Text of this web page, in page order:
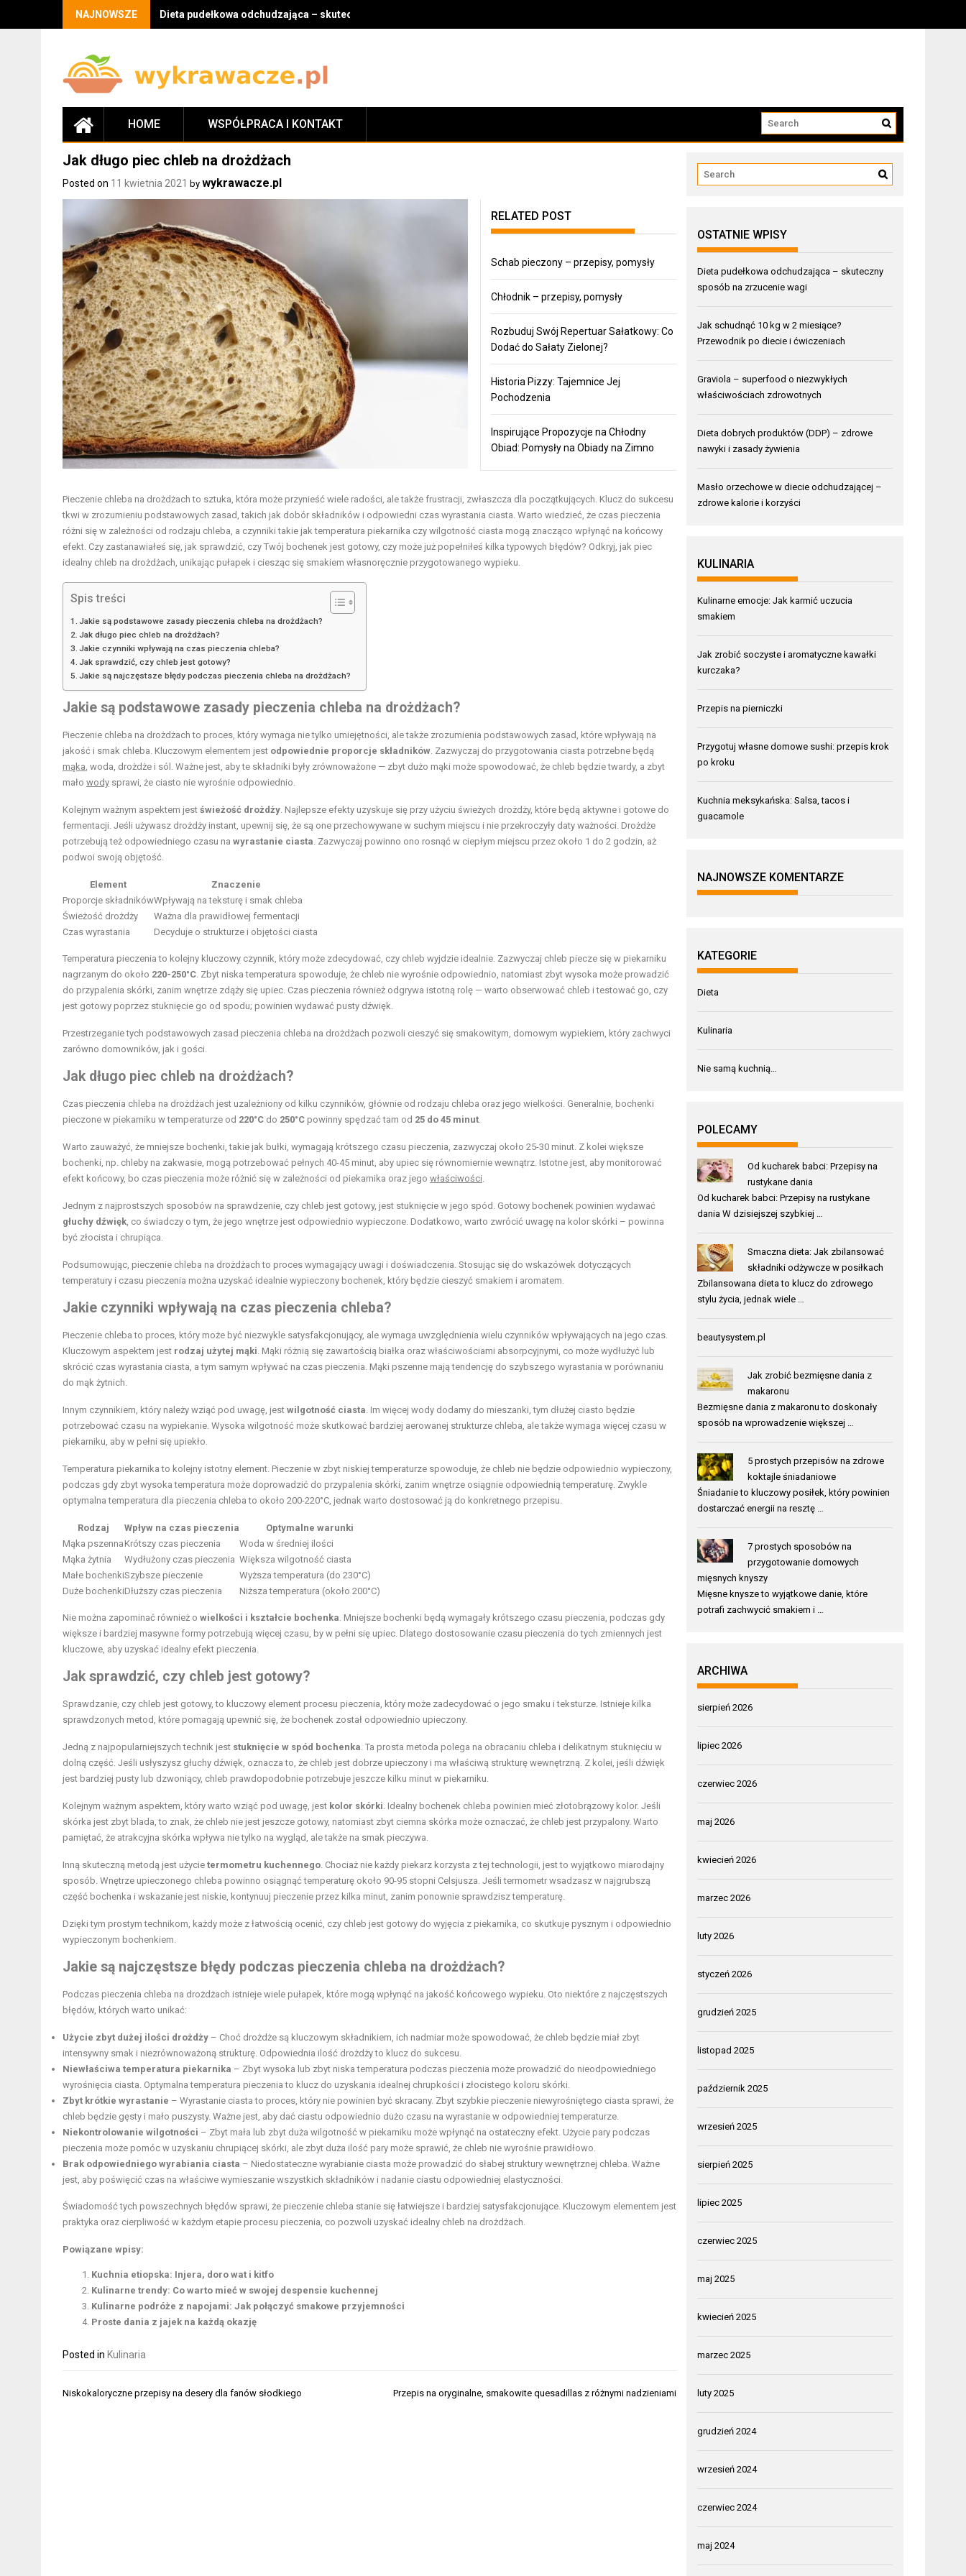
NAJNOWSZE Dieta pudełkowa odchudzająca – skuteczny sposób na zrzucenie wagi
HOME WSPÓŁPRACA I KONTAKT
Jak długo piec chleb na drożdżach
Posted on 11 kwietnia 2021 by wykrawacze.pl
RELATED POST
Schab pieczony – przepisy, pomysły
Chłodnik – przepisy, pomysły
Rozbuduj Swój Repertuar Sałatkowy: Co
Dodać do Sałaty Zielonej?
Historia Pizzy: Tajemnice Jej
Pochodzenia
Inspirujące Propozycje na Chłodny
Obiad: Pomysły na Obiady na Zimno
Pieczenie chleba na drożdżach to sztuka, która może przynieść wiele radości, ale także frustracji, zwłaszcza dla początkujących. Klucz do sukcesu
tkwi w zrozumieniu podstawowych zasad, takich jak dobór składników i odpowiedni czas wyrastania ciasta. Warto wiedzieć, że czas pieczenia
różni się w zależności od rodzaju chleba, a czynniki takie jak temperatura piekarnika czy wilgotność ciasta mogą znacząco wpłynąć na końcowy
efekt. Czy zastanawiałeś się, jak sprawdzić, czy Twój bochenek jest gotowy, czy może już popełniłeś kilka typowych błędów? Odkryj, jak piec
idealny chleb na drożdżach, unikając pułapek i ciesząc się smakiem własnoręcznie przygotowanego wypieku.
Spis treści
Jakie są podstawowe zasady pieczenia chleba na drożdżach?
Jak długo piec chleb na drożdżach?
Jakie czynniki wpływają na czas pieczenia chleba?
Jak sprawdzić, czy chleb jest gotowy?
Jakie są najczęstsze błędy podczas pieczenia chleba na drożdżach?
Jakie są podstawowe zasady pieczenia chleba na drożdżach?
Pieczenie chleba na drożdżach to proces, który wymaga nie tylko umiejętności, ale także zrozumienia podstawowych zasad, które wpływają na
jakość i smak chleba. Kluczowym elementem jest odpowiednie proporcje składników. Zazwyczaj do przygotowania ciasta potrzebne będą
mąka, woda, drożdże i sól. Ważne jest, aby te składniki były zrównoważone — zbyt dużo mąki może spowodować, że chleb będzie twardy, a zbyt
mało wody sprawi, że ciasto nie wyrośnie odpowiednio.
Kolejnym ważnym aspektem jest świeżość drożdży. Najlepsze efekty uzyskuje się przy użyciu świeżych drożdży, które będą aktywne i gotowe do
fermentacji. Jeśli używasz drożdży instant, upewnij się, że są one przechowywane w suchym miejscu i nie przekroczyły daty ważności. Drożdże
potrzebują też odpowiedniego czasu na wyrastanie ciasta. Zazwyczaj powinno ono rosnąć w ciepłym miejscu przez około 1 do 2 godzin, aż
podwoi swoją objętość.
Element
Znaczenie
Proporcje składnikówWpływają na teksturę i smak chleba
Świeżość drożdży
Ważna dla prawidłowej fermentacji
Czas wyrastania
Decyduje o strukturze i objętości ciasta
Temperatura pieczenia to kolejny kluczowy czynnik, który może zdecydować, czy chleb wyjdzie idealnie. Zazwyczaj chleb piecze się w piekarniku
nagrzanym do około 220-250°C. Zbyt niska temperatura spowoduje, że chleb nie wyrośnie odpowiednio, natomiast zbyt wysoka może prowadzić
do przypalenia skórki, zanim wnętrze zdąży się upiec. Czas pieczenia również odgrywa istotną rolę — warto obserwować chleb i testować go, czy
jest gotowy poprzez stuknięcie go od spodu; powinien wydawać pusty dźwięk.
Przestrzeganie tych podstawowych zasad pieczenia chleba na drożdżach pozwoli cieszyć się smakowitym, domowym wypiekiem, który zachwyci
zarówno domowników, jak i gości.
Jak długo piec chleb na drożdżach?
Czas pieczenia chleba na drożdżach jest uzależniony od kilku czynników, głównie od rodzaju chleba oraz jego wielkości. Generalnie, bochenki
pieczone w piekarniku w temperaturze od 220°C do 250°C powinny spędzać tam od 25 do 45 minut.
Warto zauważyć, że mniejsze bochenki, takie jak bułki, wymagają krótszego czasu pieczenia, zazwyczaj około 25-30 minut. Z kolei większe
bochenki, np. chleby na zakwasie, mogą potrzebować pełnych 40-45 minut, aby upiec się równomiernie wewnątrz. Istotne jest, aby monitorować
efekt końcowy, bo czas pieczenia może różnić się w zależności od piekarnika oraz jego właściwości.
Jednym z najprostszych sposobów na sprawdzenie, czy chleb jest gotowy, jest stuknięcie w jego spód. Gotowy bochenek powinien wydawać
głuchy dźwięk, co świadczy o tym, że jego wnętrze jest odpowiednio wypieczone. Dodatkowo, warto zwrócić uwagę na kolor skórki – powinna
być złocista i chrupiąca.
Podsumowując, pieczenie chleba na drożdżach to proces wymagający uwagi i doświadczenia. Stosując się do wskazówek dotyczących
temperatury i czasu pieczenia można uzyskać idealnie wypieczony bochenek, który będzie cieszyć smakiem i aromatem.
Jakie czynniki wpływają na czas pieczenia chleba?
Pieczenie chleba to proces, który może być niezwykle satysfakcjonujący, ale wymaga uwzględnienia wielu czynników wpływających na jego czas.
Kluczowym aspektem jest rodzaj użytej mąki. Mąki różnią się zawartością białka oraz właściwościami absorpcyjnymi, co może wydłużyć lub
skrócić czas wyrastania ciasta, a tym samym wpływać na czas pieczenia. Mąki pszenne mają tendencję do szybszego wyrastania w porównaniu
do mąk żytnich.
Innym czynnikiem, który należy wziąć pod uwagę, jest wilgotność ciasta. Im więcej wody dodamy do mieszanki, tym dłużej ciasto będzie
potrzebować czasu na wypiekanie. Wysoka wilgotność może skutkować bardziej aerowanej strukturze chleba, ale także wymaga więcej czasu w
piekarniku, aby w pełni się upiekło.
Temperatura piekarnika to kolejny istotny element. Pieczenie w zbyt niskiej temperaturze spowoduje, że chleb nie będzie odpowiednio wypieczony,
podczas gdy zbyt wysoka temperatura może doprowadzić do przypalenia skórki, zanim wnętrze osiągnie odpowiednią temperaturę. Zwykle
optymalna temperatura dla pieczenia chleba to około 200-220°C, jednak warto dostosować ją do konkretnego przepisu.
Rodzaj Wpływ na czas pieczenia
Optymalne warunki
Mąka pszenna Krótszy czas pieczenia
Woda w średniej ilości
Mąka żytnia
Wydłużony czas pieczenia Większa wilgotność ciasta
Małe bochenkiSzybsze pieczenie
Wyższa temperatura (do 230°C)
Duże bochenkiDłuższy czas pieczenia Niższa temperatura (około 200°C)
Nie można zapominać również o wielkości i kształcie bochenka. Mniejsze bochenki będą wymagały krótszego czasu pieczenia, podczas gdy
większe i bardziej masywne formy potrzebują więcej czasu, by w pełni się upiec. Dlatego dostosowanie czasu pieczenia do tych zmiennych jest
kluczowe, aby uzyskać idealny efekt pieczenia.
Jak sprawdzić, czy chleb jest gotowy?
Sprawdzanie, czy chleb jest gotowy, to kluczowy element procesu pieczenia, który może zadecydować o jego smaku i teksturze. Istnieje kilka
sprawdzonych metod, które pomagają upewnić się, że bochenek został odpowiednio upieczony.
Jedną z najpopularniejszych technik jest stuknięcie w spód bochenka. Ta prosta metoda polega na obracaniu chleba i delikatnym stuknięciu w
dolną część. Jeśli usłyszysz głuchy dźwięk, oznacza to, że chleb jest dobrze upieczony i ma właściwą strukturę wewnętrzną. Z kolei, jeśli dźwięk
jest bardziej pusty lub dzwoniący, chleb prawdopodobnie potrzebuje jeszcze kilku minut w piekarniku.
Kolejnym ważnym aspektem, który warto wziąć pod uwagę, jest kolor skórki. Idealny bochenek chleba powinien mieć złotobrązowy kolor. Jeśli
skórka jest zbyt blada, to znak, że chleb nie jest jeszcze gotowy, natomiast zbyt ciemna skórka może oznaczać, że chleb jest przypalony. Warto
pamiętać, że atrakcyjna skórka wpływa nie tylko na wygląd, ale także na smak pieczywa.
Inną skuteczną metodą jest użycie termometru kuchennego. Chociaż nie każdy piekarz korzysta z tej technologii, jest to wyjątkowo miarodajny
sposób. Wnętrze upieczonego chleba powinno osiągnąć temperaturę około 90-95 stopni Celsjusza. Jeśli termometr wsadzasz w najgrubszą
część bochenka i wskazanie jest niskie, kontynuuj pieczenie przez kilka minut, zanim ponownie sprawdzisz temperaturę.
Dzięki tym prostym technikom, każdy może z łatwością ocenić, czy chleb jest gotowy do wyjęcia z piekarnika, co skutkuje pysznym i odpowiednio
wypieczonym bochenkiem.
Jakie są najczęstsze błędy podczas pieczenia chleba na drożdżach?
Podczas pieczenia chleba na drożdżach istnieje wiele pułapek, które mogą wpłynąć na jakość końcowego wypieku. Oto niektóre z najczęstszych
błędów, których warto unikać:
Użycie zbyt dużej ilości drożdży – Choć drożdże są kluczowym składnikiem, ich nadmiar może spowodować, że chleb będzie miał zbyt
intensywny smak i niezrównoważoną strukturę. Odpowiednia ilość drożdży to klucz do sukcesu.
Niewłaściwa temperatura piekarnika – Zbyt wysoka lub zbyt niska temperatura podczas pieczenia może prowadzić do nieodpowiedniego
wyrośnięcia ciasta. Optymalna temperatura pieczenia to klucz do uzyskania idealnej chrupkości i złocistego koloru skórki.
Zbyt krótkie wyrastanie – Wyrastanie ciasta to proces, który nie powinien być skracany. Zbyt szybkie pieczenie niewyrośniętego ciasta sprawi, że
chleb będzie gęsty i mało puszysty. Ważne jest, aby dać ciastu odpowiednio dużo czasu na wyrastanie w odpowiedniej temperaturze.
Niekontrolowanie wilgotności – Zbyt mała lub zbyt duża wilgotność w piekarniku może wpłynąć na ostateczny efekt. Użycie pary podczas
pieczenia może pomóc w uzyskaniu chrupiącej skórki, ale zbyt duża ilość pary może sprawić, że chleb nie wyrośnie prawidłowo.
Brak odpowiedniego wyrabiania ciasta – Niedostateczne wyrabianie ciasta może prowadzić do słabej struktury wewnętrznej chleba. Ważne
jest, aby poświęcić czas na właściwe wymieszanie wszystkich składników i nadanie ciastu odpowiedniej elastyczności.
Świadomość tych powszechnych błędów sprawi, że pieczenie chleba stanie się łatwiejsze i bardziej satysfakcjonujące. Kluczowym elementem jest
praktyka oraz cierpliwość w każdym etapie procesu pieczenia, co pozwoli uzyskać idealny chleb na drożdżach.
Powiązane wpisy:
Kuchnia etiopska: Injera, doro wat i kitfo
Kulinarne trendy: Co warto mieć w swojej despensie kuchennej
Kulinarne podróże z napojami: Jak połączyć smakowe przyjemności
Proste dania z jajek na każdą okazję
Posted in Kulinaria
Nawigacja
Niskokaloryczne przepisy na desery dla fanów słodkiego Przepis na oryginalne, smakowite quesadillas z różnymi nadzieniami
OSTATNIE WPISY
Dieta pudełkowa odchudzająca – skuteczny
sposób na zrzucenie wagi
Jak schudnąć 10 kg w 2 miesiące?
Przewodnik po diecie i ćwiczeniach
Graviola – superfood o niezwykłych
właściwościach zdrowotnych
Dieta dobrych produktów (DDP) – zdrowe
nawyki i zasady żywienia
Masło orzechowe w diecie odchudzającej –
zdrowe kalorie i korzyści
KULINARIA
Kulinarne emocje: Jak karmić uczucia
smakiem
Jak zrobić soczyste i aromatyczne kawałki
kurczaka?
Przepis na pierniczki
Przygotuj własne domowe sushi: przepis krok
po kroku
Kuchnia meksykańska: Salsa, tacos i
guacamole
NAJNOWSZE KOMENTARZE
KATEGORIE
Dieta
Kulinaria
Nie samą kuchnią…
POLECAMY
Od kucharek babci: Przepisy na
rustykane dania
Od kucharek babci: Przepisy na rustykane
dania W dzisiejszej szybkiej …
Smaczna dieta: Jak zbilansować
składniki odżywcze w posiłkach
Zbilansowana dieta to klucz do zdrowego
stylu życia, jednak wiele …
beautysystem.pl
Jak zrobić bezmięsne dania z
makaronu
Bezmięsne dania z makaronu to doskonały
sposób na wprowadzenie większej …
5 prostych przepisów na zdrowe
koktajle śniadaniowe
Śniadanie to kluczowy posiłek, który powinien
dostarczać energii na resztę …
7 prostych sposobów na
przygotowanie domowych
mięsnych knyszy
Mięsne knysze to wyjątkowe danie, które
potrafi zachwycić smakiem i …
ARCHIWA
sierpień 2026
lipiec 2026
czerwiec 2026
maj 2026
kwiecień 2026
marzec 2026
luty 2026
styczeń 2026
grudzień 2025
listopad 2025
październik 2025
wrzesień 2025
sierpień 2025
lipiec 2025
czerwiec 2025
maj 2025
kwiecień 2025
marzec 2025
luty 2025
grudzień 2024
wrzesień 2024
czerwiec 2024
maj 2024